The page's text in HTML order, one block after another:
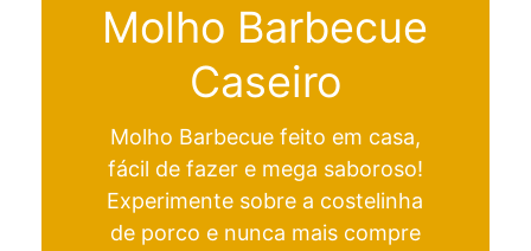
Molho Barbecue
Caseiro
Molho Barbecue feito em casa,
fácil de fazer e mega saboroso!
Experimente sobre a costelinha
de porco e nunca mais compre